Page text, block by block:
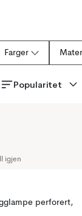
Farger
Popularitet
igjen
perforert,